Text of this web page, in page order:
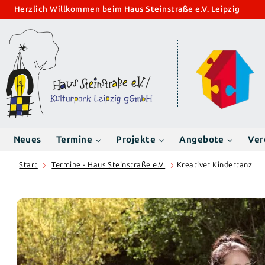
Zum
springen
Herzlich Willkommen beim Haus Steinstraße e.V. Leipzig
Neues Termine Projekte Angebote
Start Termine - Haus Steinstraße e.V. Kreativer Kindertanz